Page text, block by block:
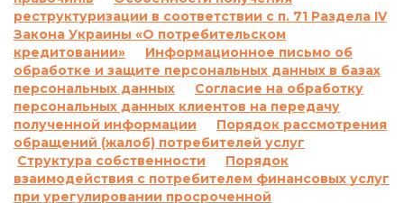
реструктуризации в соответствии с п. 71 Раздела IV
Закона Украины «О потребительском
кредитовании»
Информационное письмо об
обработке и защите персональных данных в базах
персональных данных
Согласие на обработку
персональных данных клиентов на передачу
полученной информации
Порядок рассмотрения
обращений (жалоб) потребителей услуг
Структура собственности
Порядок
взаимодействия с потребителем финансовых услуг
при урегулировании просроченной